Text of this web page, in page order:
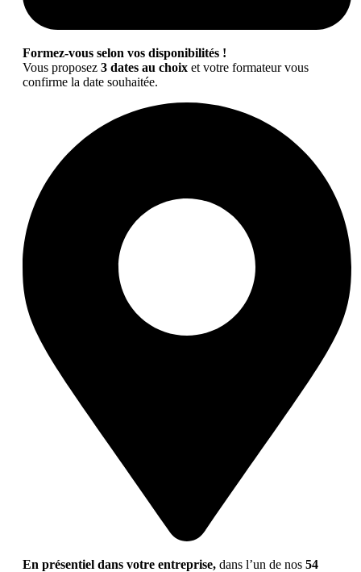
Formez-vous selon vos disponibilités !
Vous proposez 3 dates au choix et votre formateur vous
confirme la date souhaitée.
En présentiel dans votre entreprise, dans l’un de nos 54